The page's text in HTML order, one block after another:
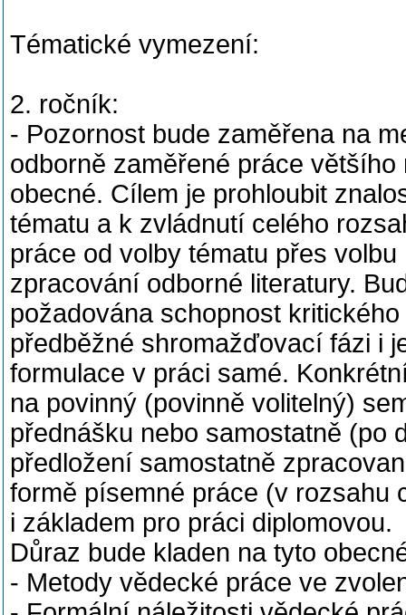
Tématické vymezení:
2. ročník:
- Pozornost bude zaměřena na
odborně zaměřené práce
obecné. Cílem je prohloubit
tématu a k zvládnutí celého
práce od volby tématu přes
zpracování odborné literatury.
požadována schopnost
předběžné shromažďovací fázi i
formulace v práci samé.
na povinný (povinně volitelný)
přednášku nebo samostatně (po
předložení samostatně
formě písemné práce (v rozsahu
i základem pro práci diplomovou.
Důraz bude kladen na tyto
- Metody vědecké práce ve